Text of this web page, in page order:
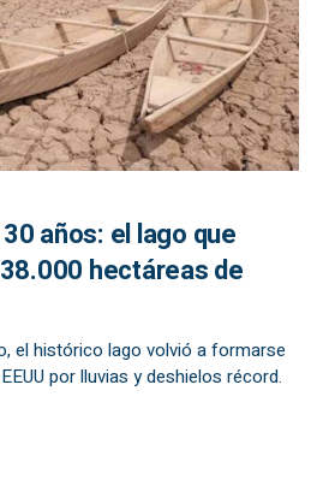
años: el lago que
hectáreas de
el histórico lago volvió a formarse
por lluvias y deshielos récord.